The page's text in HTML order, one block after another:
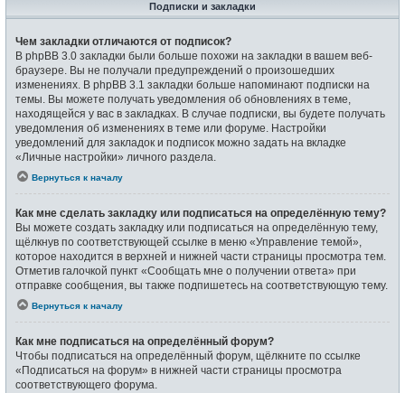
Подписки и закладки
Чем закладки отличаются от подписок?
В phpBB 3.0 закладки были больше похожи на закладки в вашем веб-
браузере. Вы не получали предупреждений о произошедших
изменениях. В phpBB 3.1 закладки больше напоминают подписки на
темы. Вы можете получать уведомления об обновлениях в теме,
находящейся у вас в закладках. В случае подписки, вы будете получать
уведомления об изменениях в теме или форуме. Настройки
уведомлений для закладок и подписок можно задать на вкладке
«Личные настройки» личного раздела.
Вернуться к началу
Как мне сделать закладку или подписаться на определённую тему?
Вы можете создать закладку или подписаться на определённую тему,
щёлкнув по соответствующей ссылке в меню «Управление темой»,
которое находится в верхней и нижней части страницы просмотра тем.
Отметив галочкой пункт «Сообщать мне о получении ответа» при
отправке сообщения, вы также подпишетесь на соответствующую тему.
Вернуться к началу
Как мне подписаться на определённый форум?
Чтобы подписаться на определённый форум, щёлкните по ссылке
«Подписаться на форум» в нижней части страницы просмотра
соответствующего форума.